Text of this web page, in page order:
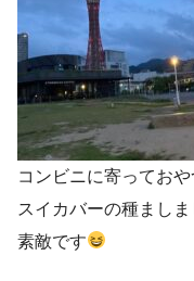
コンビニに寄っておや
スイカバーの種まし
素敵です